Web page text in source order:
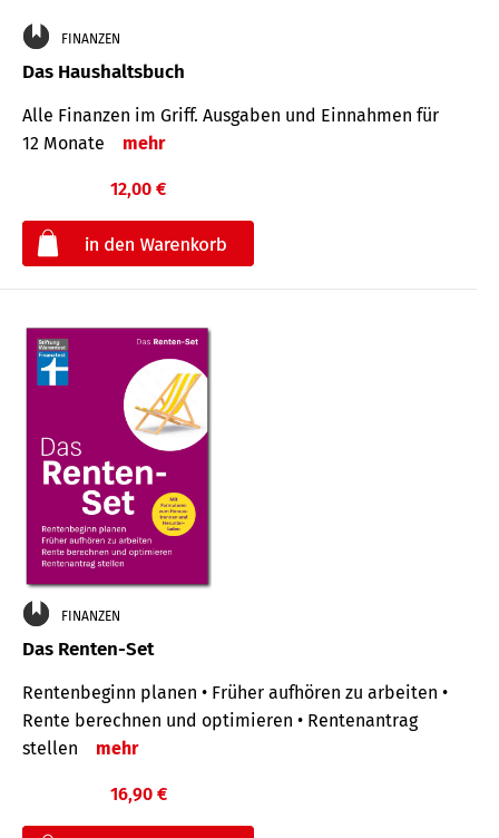
FINANZEN
Das Haushaltsbuch
Alle Finanzen im Griff. Aus­gaben und Ein­nahmen für
12 Monate
mehr
12,00 €
FINANZEN
Das Renten-Set
Rentenbeginn planen • Früher aufhören zu arbeiten •
Rente berechnen und optimieren • Rentenantrag
stellen
mehr
16,90 €